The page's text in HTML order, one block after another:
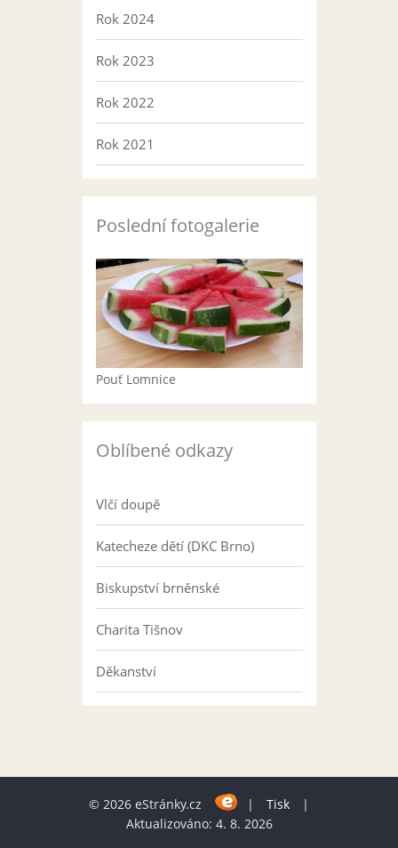
Rok 2024
Rok 2023
Rok 2022
Rok 2021
Poslední fotogalerie
Pouť Lomnice
Oblíbené odkazy
Vlčí doupě
Katecheze dětí (DKC Brno)
Biskupství brněnské
Charita Tišnov
Děkanství
© 2026 eStránky.cz | Tisk
|
Aktualizováno: 4. 8. 2026